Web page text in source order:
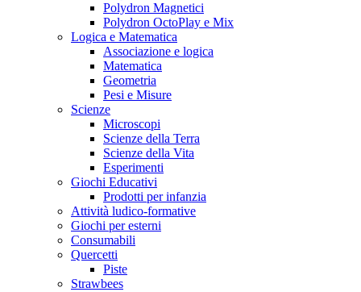
Polydron Magnetici
Polydron OctoPlay e Mix
Logica e Matematica
Associazione e logica
Matematica
Geometria
Pesi e Misure
Scienze
Microscopi
Scienze della Terra
Scienze della Vita
Esperimenti
Giochi Educativi
Prodotti per infanzia
Attività ludico-formative
Giochi per esterni
Consumabili
Quercetti
Piste
Strawbees